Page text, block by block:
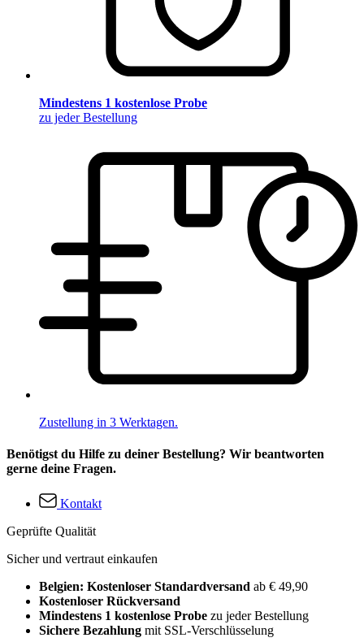
Mindestens 1 kostenlose Probe
zu jeder Bestellung
Zustellung in 3 Werktagen.
Benötigst du Hilfe zu deiner Bestellung? Wir beantworten
gerne deine Fragen.
Kontakt
Geprüfte Qualität
Sicher und vertraut einkaufen
Belgien: Kostenloser Standardversand ab € 49,90
Kostenloser Rückversand
Mindestens 1 kostenlose Probe zu jeder Bestellung
Sichere Bezahlung mit SSL-Verschlüsselung